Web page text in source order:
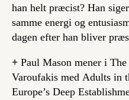
han helt præcist? Han
samme energi og
dagen efter han bliver
+ Paul Mason mener i
Varoufakis med Adults in
Europe’s Deep